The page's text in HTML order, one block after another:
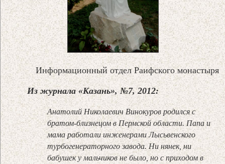
Информационный отдел Раифского монастыря
Из журнала «Казань», №7, 2012:
Анатолий Николаевич Винокуров родился с
братом-близнецом в Пермской области. Папа и
мама работали инженерами Лысьвенского
турбогенераторного завода. Ни нянек, ни
бабушек у мальчиков не было, но с приходом в